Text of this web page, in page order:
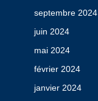
septembre 2024
juin 2024
mai 2024
février 2024
janvier 2024